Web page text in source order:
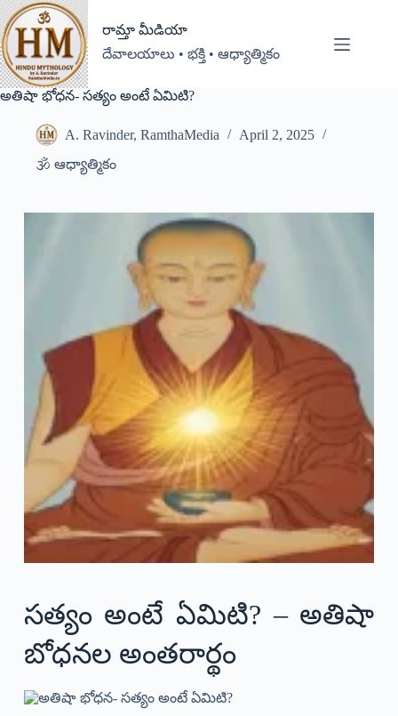
రామ్తా మీడియా
దేవాలయాలు • భక్తి • ఆధ్యాత్మికం
అతిషా భోధన- సత్యం అంటే ఏమిటి?
A. Ravinder, RamthaMedia
April 2, 2025
🕉️ ఆధ్యాత్మికం
సత్యం అంటే ఏమిటి? – అతిషా
బోధనల అంతరార్థం